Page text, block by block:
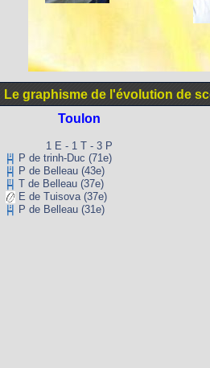
Le graphisme de l'évolution de
Toulon
1 E - 1 T - 3 P
P de trinh-Duc (71e)
P de Belleau (43e)
T de Belleau (37e)
E de Tuisova (37e)
P de Belleau (31e)